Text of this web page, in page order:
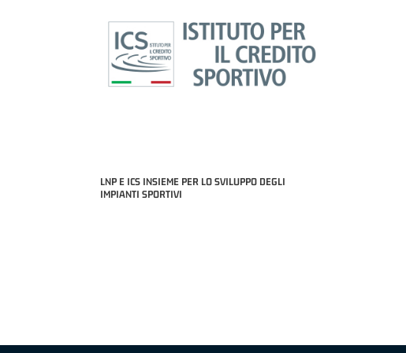
LNP E ICS INSIEME PER LO SVILUPPO DEGLI
IMPIANTI SPORTIVI